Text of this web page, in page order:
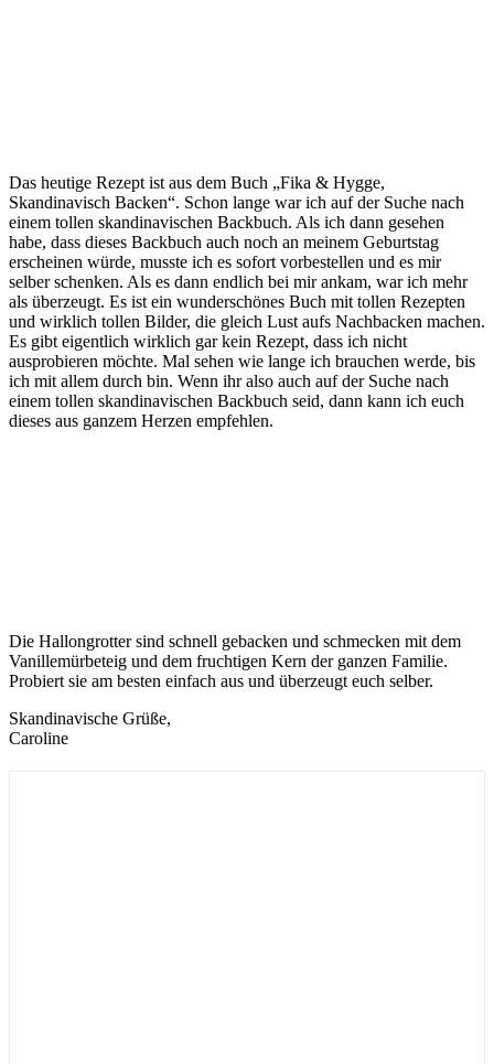
Das heutige Rezept ist aus dem Buch „Fika & Hygge,
Skandinavisch Backen“. Schon lange war ich auf der Suche nach
einem tollen skandinavischen Backbuch. Als ich dann gesehen
habe, dass dieses Backbuch auch noch an meinem Geburtstag
erscheinen würde, musste ich es sofort vorbestellen und es mir
selber schenken. Als es dann endlich bei mir ankam, war ich mehr
als überzeugt. Es ist ein wunderschönes Buch mit tollen Rezepten
und wirklich tollen Bilder, die gleich Lust aufs Nachbacken machen.
Es gibt eigentlich wirklich gar kein Rezept, dass ich nicht
ausprobieren möchte. Mal sehen wie lange ich brauchen werde, bis
ich mit allem durch bin. Wenn ihr also auch auf der Suche nach
einem tollen skandinavischen Backbuch seid, dann kann ich euch
dieses aus ganzem Herzen empfehlen.
Die Hallongrotter sind schnell gebacken und schmecken mit dem
Vanillemürbeteig und dem fruchtigen Kern der ganzen Familie.
Probiert sie am besten einfach aus und überzeugt euch selber.
Skandinavische Grüße,
Caroline